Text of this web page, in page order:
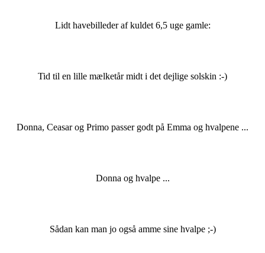
Lidt havebilleder af kuldet 6,5 uge gamle:
Tid til en lille mælketår midt i det dejlige solskin :-)
Donna, Ceasar og Primo passer godt på Emma og hvalpene ...
Donna og hvalpe ...
Sådan kan man jo også amme sine hvalpe ;-)